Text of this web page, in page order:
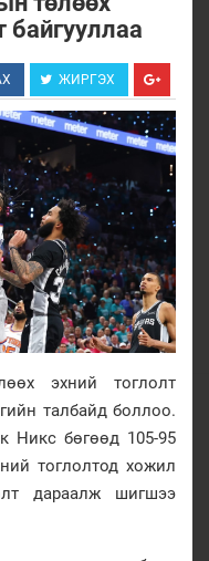
байгууллаа
ЖИРГЭХ
эхний тоглолт
талбайд боллоо.
Никс бөгөөд 105-95
тоглолтод хожил
дараалж шигшээ